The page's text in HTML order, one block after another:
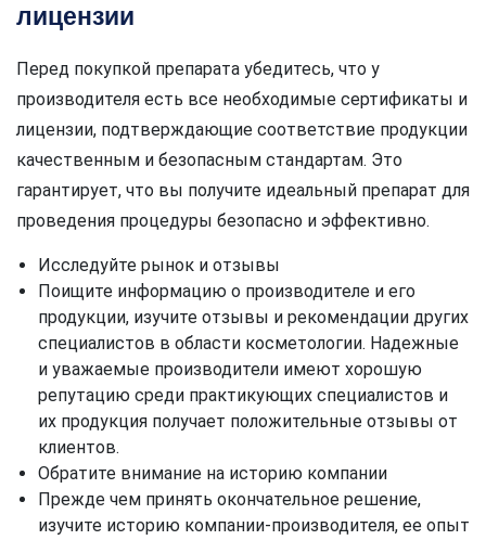
лицензии
Перед покупкой препарата убедитесь, что у
производителя есть все необходимые сертификаты и
лицензии, подтверждающие соответствие продукции
качественным и безопасным стандартам. Это
гарантирует, что вы получите идеальный препарат для
проведения процедуры безопасно и эффективно.
Исследуйте рынок и отзывы
Поищите информацию о производителе и его
продукции, изучите отзывы и рекомендации других
специалистов в области косметологии. Надежные
и уважаемые производители имеют хорошую
репутацию среди практикующих специалистов и
их продукция получает положительные отзывы от
клиентов.
Обратите внимание на историю компании
Прежде чем принять окончательное решение,
изучите историю компании-производителя, ее опыт